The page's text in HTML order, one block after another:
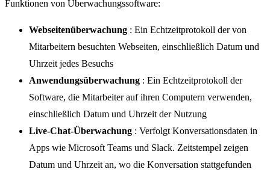
Funktionen von Überwachungssoftware:
Webseitenüberwachung : Ein Echtzeitprotokoll der von
Mitarbeitern besuchten Webseiten, einschließlich Datum und
Uhrzeit jedes Besuchs
Anwendungsüberwachung : Ein Echtzeitprotokoll der
Software, die Mitarbeiter auf ihren Computern verwenden,
einschließlich Datum und Uhrzeit der Nutzung
Live-Chat-Überwachung : Verfolgt Konversationsdaten in
Apps wie Microsoft Teams und Slack. Zeitstempel zeigen
Datum und Uhrzeit an, wo die Konversation stattgefunden